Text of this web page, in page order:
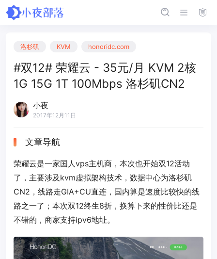
洛杉矶 KVM honoridc.com
#双12# 荣耀云 - 35元/月 KVM 2核
1G 15G 1T 100Mbps 洛杉矶CN2
小夜
2017年12月11日
文章导航
荣耀云是一家国人vps主机商，本次也开始双12活动
了，主要涉及kvm虚拟架构技术，数据中心为洛杉矶
CN2，线路走GIA+CU直连，国内算是速度比较快的线
路之一了；本次双12终生8折，换算下来的性价比还是
不错的，商家支持ipv6地址。